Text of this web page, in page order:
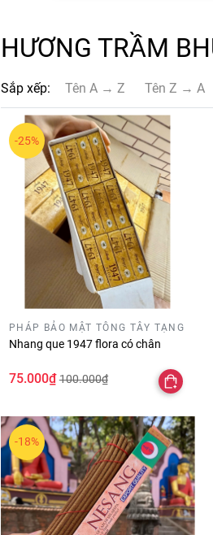
HƯƠNG TRẦM
Sắp xếp: Tên A → Z Tên Z → A
-25%
PHÁP BẢO MẬT TÔNG TÂY TẠNG
Nhang que 1947 flora có chân
75.000₫ 100.000₫
-18%